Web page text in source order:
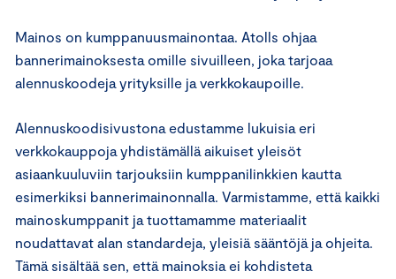
Mainos on kumppanuusmainontaa. Atolls ohjaa
bannerimainoksesta omille sivuilleen, joka tarjoaa
alennuskoodeja yrityksille ja verkkokaupoille.
Alennuskoodisivustona edustamme lukuisia eri
verkkokauppoja yhdistämällä aikuiset yleisöt
asiaankuuluviin tarjouksiin kumppanilinkkien kautta
esimerkiksi bannerimainonnalla. Varmistamme, että kaikki
mainoskumppanit ja tuottamamme materiaalit
noudattavat alan standardeja, yleisiä sääntöjä ja ohjeita.
Tämä sisältää sen, että mainoksia ei kohdisteta